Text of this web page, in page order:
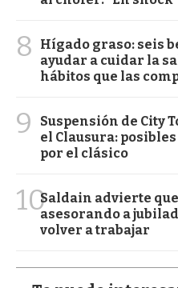
8
Hígado graso: seis
ayudar a cuidar la
hábitos que las
9
Suspensión de City
el Clausura:
por el clásico
10Saldain advierte que
asesorando a
volver a trabajar